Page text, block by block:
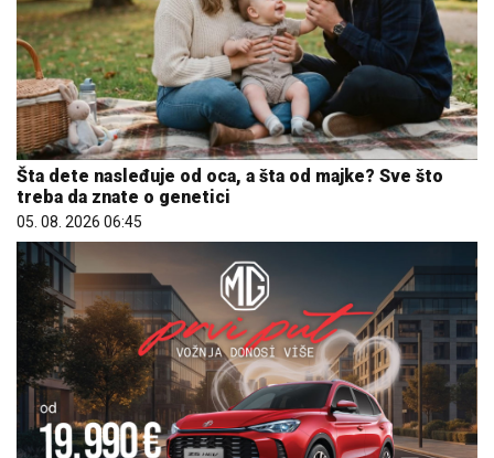
Šta dete nasleđuje od oca, a šta od majke? Sve što
treba da znate o genetici
05. 08. 2026 06:45